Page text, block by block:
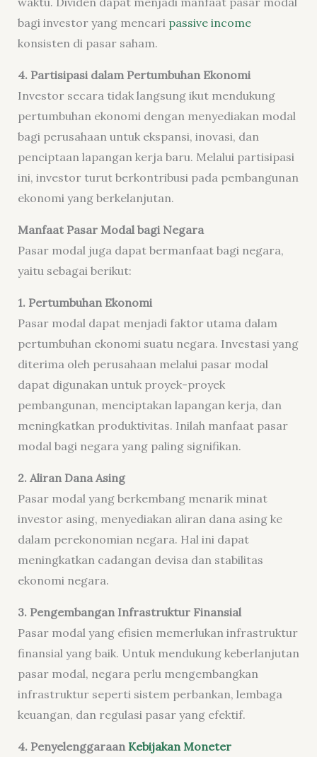
bagi investor yang mencari passive income
konsisten di pasar saham.
4. Partisipasi dalam Pertumbuhan Ekonomi
Investor secara tidak langsung ikut mendukung
pertumbuhan ekonomi dengan menyediakan modal
bagi perusahaan untuk ekspansi, inovasi, dan
penciptaan lapangan kerja baru. Melalui partisipasi
ini, investor turut berkontribusi pada pembangunan
ekonomi yang berkelanjutan.
Manfaat Pasar Modal bagi Negara
Pasar modal juga dapat bermanfaat bagi negara,
yaitu sebagai berikut:
1. Pertumbuhan Ekonomi
Pasar modal dapat menjadi faktor utama dalam
pertumbuhan ekonomi suatu negara. Investasi yang
diterima oleh perusahaan melalui pasar modal
dapat digunakan untuk proyek-proyek
pembangunan, menciptakan lapangan kerja, dan
meningkatkan produktivitas. Inilah manfaat pasar
modal bagi negara yang paling signifikan.
2. Aliran Dana Asing
Pasar modal yang berkembang menarik minat
investor asing, menyediakan aliran dana asing ke
dalam perekonomian negara. Hal ini dapat
meningkatkan cadangan devisa dan stabilitas
ekonomi negara.
3. Pengembangan Infrastruktur Finansial
Pasar modal yang efisien memerlukan infrastruktur
finansial yang baik. Untuk mendukung keberlanjutan
pasar modal, negara perlu mengembangkan
infrastruktur seperti sistem perbankan, lembaga
keuangan, dan regulasi pasar yang efektif.
4. Penyelenggaraan Kebijakan Moneter